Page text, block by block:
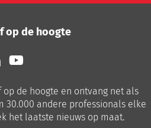
op de hoogte
Volg
ons
Youtube
op de hoogte en ontvang net als
30.000 andere professionals elke
het laatste nieuws op maat.